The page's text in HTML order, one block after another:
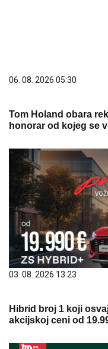
06. 08. 2026 05:30
Tom Holand obara
honorar od kojeg se
03. 08. 2026 13:23
Hibrid broj 1 koji
akcijskoj ceni od